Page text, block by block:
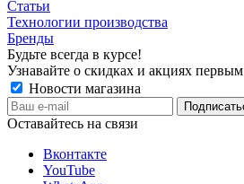
Статьи
Технологии производства
Бренды
Будьте всегда в курсе!
Узнавайте о скидках и акциях первым
Новости магазина
Оставайтесь на связи
Вконтакте
YouTube